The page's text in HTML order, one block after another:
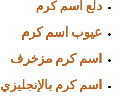
دلع اسم كرم
عيوب اسم كرم
اسم كرم مزخرف
اسم كرم بالإنجليزي